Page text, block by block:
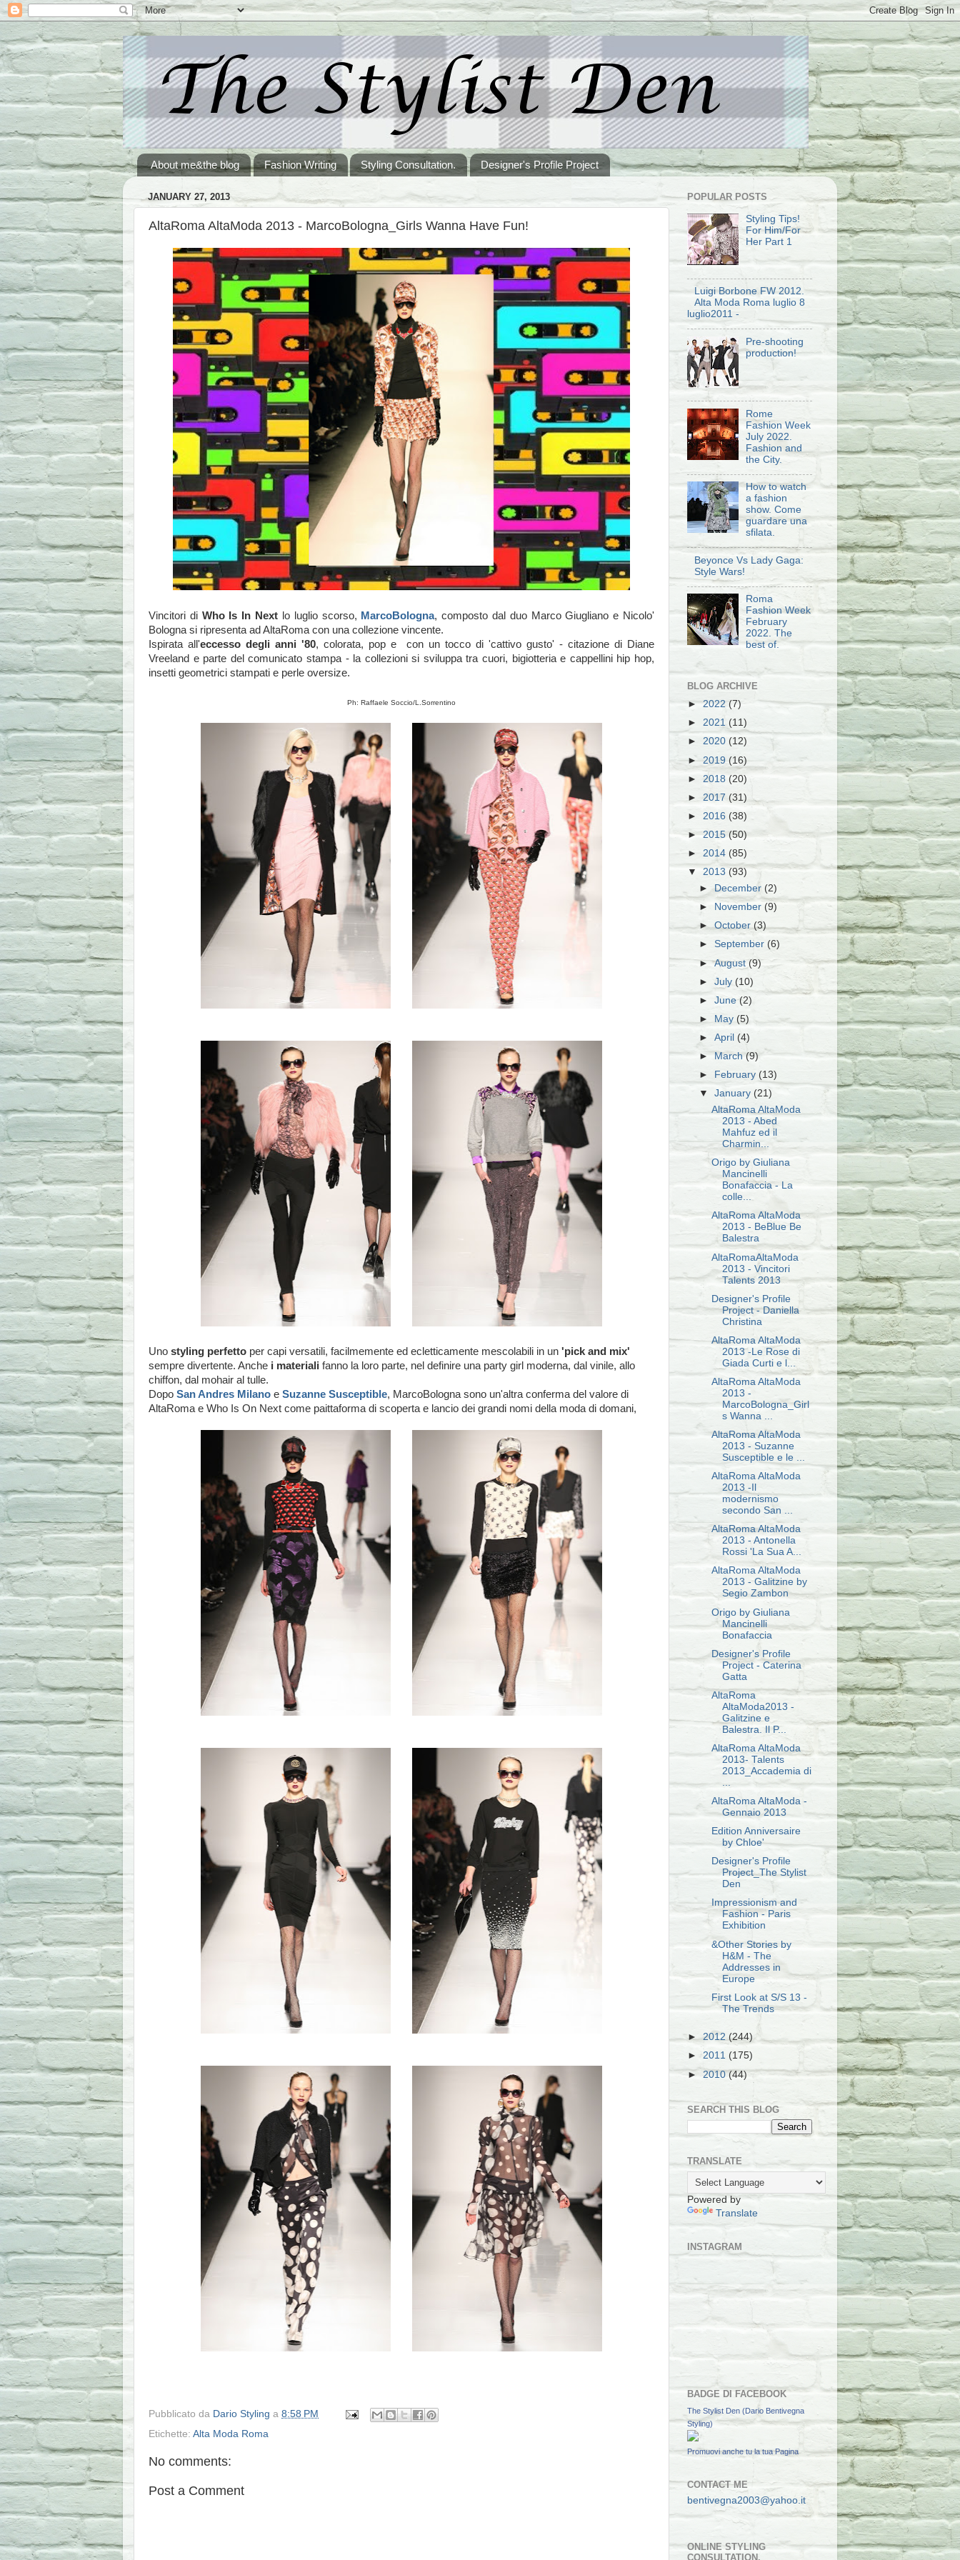
About me&the blog Fashion Writing Styling Consultation. Designer's Profile Project
JANUARY 27, 2013
AltaRoma AltaModa 2013 - MarcoBologna_Girls Wanna Have Fun!
Vincitori di Who Is In Next lo luglio scorso, MarcoBologna, composto dal duo Marco Giugliano e Nicolo'
Bologna si ripresenta ad AltaRoma con una collezione vincente.
Ispirata all'eccesso degli anni '80, colorata, pop e con un tocco di 'cattivo gusto' - citazione di Diane
Vreeland e parte del comunicato stampa - la collezioni si sviluppa tra cuori, bigiotteria e cappellini hip hop,
insetti geometrici stampati e perle oversize.
Ph: Raffaele Soccio/L.Sorrentino
Uno styling perfetto per capi versatili, facilmemente ed ecletticamente mescolabili in un 'pick and mix'
sempre divertente. Anche i materiali fanno la loro parte, nel definire una party girl moderna, dal vinile, allo
chiffon, dal mohair al tulle.
Dopo San Andres Milano e Suzanne Susceptible, MarcoBologna sono un'altra conferma del valore di
AltaRoma e Who Is On Next come paittaforma di scoperta e lancio dei grandi nomi della moda di domani,
Pubblicato da Dario Styling a 8:58 PM
Etichette: Alta Moda Roma
No comments:
Post a Comment
POPULAR POSTS
Styling Tips!
For Him/For
Her Part 1
Luigi Borbone FW 2012.
Alta Moda Roma luglio 8
luglio2011 -
Pre-shooting
production!
Rome
Fashion Week
July 2022.
Fashion and
the City.
How to watch
a fashion
show. Come
guardare una
sfilata.
Beyonce Vs Lady Gaga:
Style Wars!
Roma
Fashion Week
February
2022. The
best of.
BLOG ARCHIVE
►2022 (7)
► 2021 (11)
► 2020 (12)
► 2019(16)
► 2018 (20)
► 2017 (31)
► 2016 (38)
►2015(50)
► 2014 (85)
▼ 2013 (93)
► December (2)
►
November(9)
►October(3)
►September (6)
►August(9)
►July (10)
►June(2)
►
May (5)
►April(4)
►March(9)
►
February (13)
▼January (21)
AltaRoma AltaModa
2013 - Abed
Mahfuz ed il
Charmin...
Origo by Giuliana
Mancinelli
Bonafaccia - La
colle...
AltaRoma AltaModa
2013 - BeBlue Be
Balestra
AltaRomaAltaModa
2013 - Vincitori
Talents 2013
Designer's Profile
Project - Daniella
Christina
AltaRoma AltaModa
2013 -Le Rose di
Giada Curti e l...
AltaRoma AltaModa
2013 -
MarcoBologna_Girl
s Wanna ...
AltaRoma AltaModa
2013 - Suzanne
Susceptible e le ...
AltaRoma AltaModa
2013 -Il
modernismo
secondo San ...
AltaRoma AltaModa
2013 - Antonella
Rossi 'La Sua A...
AltaRoma AltaModa
2013 - Galitzine by
Segio Zambon
Origo by Giuliana
Mancinelli
Bonafaccia
Designer's Profile
Project - Caterina
Gatta
AltaRoma
AltaModa2013 -
Galitzine e
Balestra. Il P...
AltaRoma AltaModa
2013- Talents
2013_Accademia di
AltaRoma AltaModa -
Gennaio 2013
Edition Anniversaire
by Chloe'
Designer's Profile
Project_The Stylist
Den
Impressionism and
Fashion - Paris
Exhibition
&Other Stories by
H&M - The
Addresses in
Europe
First Look at S/S 13 -
The Trends
►2012(244)
►2011 (175)
► 2010(44)
SEARCH THIS BLOG
TRANSLATE
Powered by
Translate
INSTAGRAM
BADGE DI FACEBOOK
The Stylist Den (Dario Bentivegna
Styling)
Promuovi anche tu la tua Pagina
CONTACT ME
bentivegna2003@yahoo.it
ONLINE STYLING
CONSULTATION.